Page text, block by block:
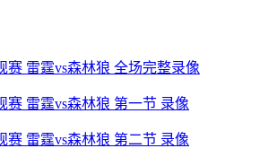
赛 雷霆vs森林狼 全场完整录像
赛 雷霆vs森林狼 第一节 录像
赛 雷霆vs森林狼 第二节 录像